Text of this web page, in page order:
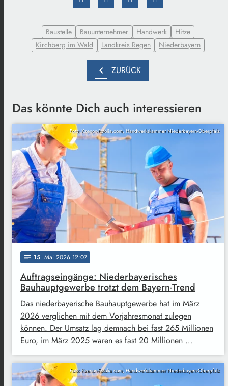
Baustelle Bauunternehmer Handwerk
Hitze
Kirchberg im Wald
Landkreis Regen Niederbayern
chevron_left ZURÜCK
Das könnte Dich auch interessieren
Foto: Kzenon-Fotolia.com, Handwerkskammer Niederbayern-Oberpfalz
notes 15. Mai 2026 12:07
Auftragseingänge: Niederbayerisches
Bauhauptgewerbe trotzt dem Bayern-Trend
Das niederbayerische Bauhauptgewerbe hat im März
2026 verglichen mit dem Vorjahresmonat zulegen
können. Der Umsatz lag demnach bei fast 265 Millionen
Euro, im März 2025 waren es fast 20 Millionen …
Foto: Kzenon-Fotolia.com, Handwerkskammer Niederbayern-Oberpfalz